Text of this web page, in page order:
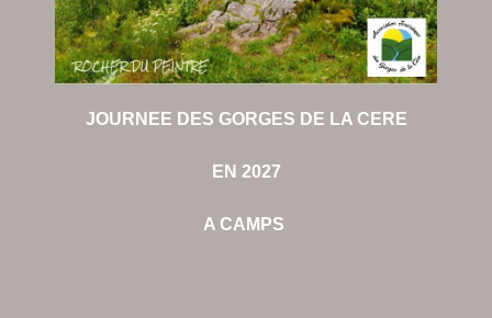
JOURNEE DES GORGES DE LA CERE
EN 2027
A CAMPS